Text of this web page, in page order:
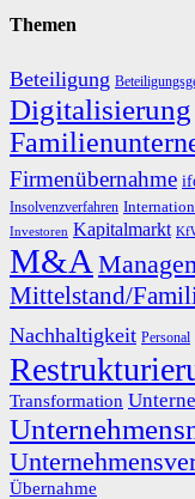
Themen
Beteiligung
Digitalisierung
Firmenübernahme
Insolvenzverfahren
Investoren Kapitalmarkt
M&A
Mittelstand/
Nachhaltigkeit Personal
Transformation
Übernahme